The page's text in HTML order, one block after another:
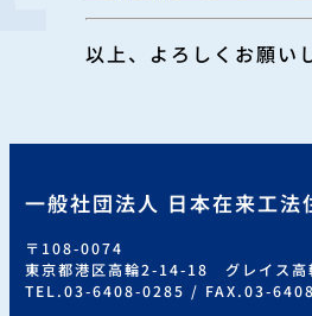
以上、よろしくお願い
一般社団法人 日本在来工法
〒108-0074
東京都港区高輪2-14-18 グレイス高
TEL.03-6408-0285 / FAX.03-